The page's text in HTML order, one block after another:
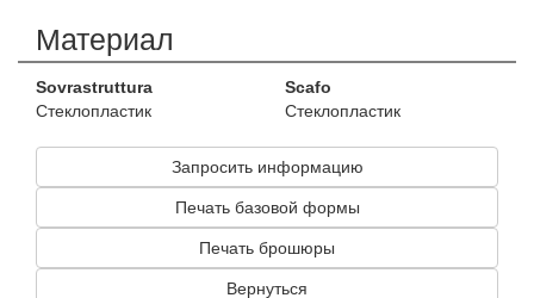
Материал
Sovrastruttura
Стеклопластик
Scafo
Стеклопластик
Запросить информацию
Печать базовой формы
Печать брошюры
Вернуться